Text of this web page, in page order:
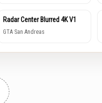
Radar Center Blurred 4K V1
GTA San Andreas